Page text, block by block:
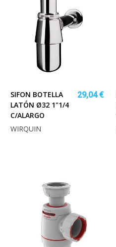
SIFON BOTELLA
LATÓN Ø32 1"1/4
C/ALARGO
29,04 €
WIRQUIN